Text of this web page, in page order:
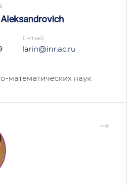
E-mail
larin@inr.ac.ru
математических наук